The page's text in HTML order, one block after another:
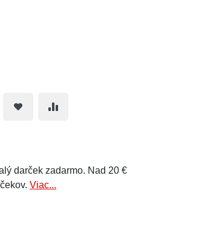
darček zadarmo. Nad 20 €
Viac...